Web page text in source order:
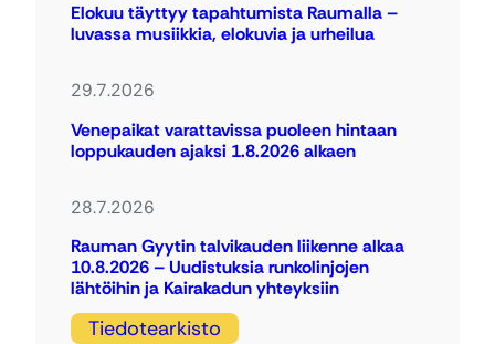
Elokuu täyttyy tapahtumista Raumalla –
luvassa musiikkia, elokuvia ja urheilua
29.7.2026
Venepaikat varattavissa puoleen hintaan
loppukauden ajaksi 1.8.2026 alkaen
28.7.2026
Rauman Gyytin talvikauden liikenne alkaa
10.8.2026 – Uudistuksia runkolinjojen
lähtöihin ja Kairakadun yhteyksiin
Tiedotearkisto